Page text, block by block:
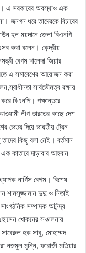
এ সরকারের অবস্থাও এক
জনগন ধরে তাদেরকে বিচারের
হল ময়দানে জেলা বিএনপি
কথা বলেন। কেন্দ্রীয়
বেগম খালেদা জিয়ার
এ সমাবেশের আয়োজন করা
সার্বভৌমত্ব রক্ষায়
বিএনপি। পক্ষান্তরে
লীগ ভারতের কাছে দেশ
ভেতর দিয়ে ভারতীয় ট্রেন
কিছু বলা নেই। বর্তমান
কাতারে দাড়াবার আহবান
নার্গিস বেগম। বিশেষ
শামসুজ্জামান দুদু ও নিতাই
সম্পাদক অনিন্দ্য
খোকনের সঞ্চালনায়
হক সাবু, মোহাম্মদ
নজমুল মুন্নি, ফারাজী মতিয়ার